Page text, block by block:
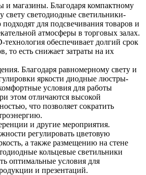
и магазины. Благодаря компактному
свету светодиодные светильники-
для подсвечивания товаров и
атмосферы в торговых залах.
обеспечивает долгий срок
то есть снижает затраты на их
Благодаря равномерному свету и
яркости диодные люстры-
условия для работы
этом отличаются высокой
что позволяет сократить
и другие мероприятия.
регулировать цветовую
а также размещению на стене
кольцевые светильники
оптимальные условия для
и презентаций.